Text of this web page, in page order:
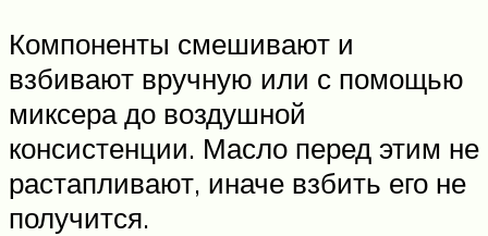
Компоненты смешивают и
взбивают вручную или с помощью
миксера до воздушной
консистенции. Масло перед этим не
растапливают, иначе взбить его не
получится.